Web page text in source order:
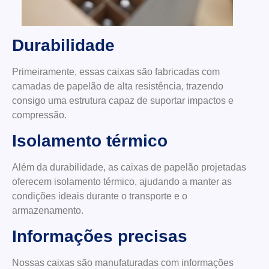
Durabilidade
Primeiramente, essas caixas são fabricadas com
camadas de papelão de alta resistência, trazendo
consigo uma estrutura capaz de suportar impactos e
compressão.
Isolamento térmico
Além da durabilidade, as caixas de papelão projetadas
oferecem isolamento térmico, ajudando a manter as
condições ideais durante o transporte e o
armazenamento.
Informações precisas
Nossas caixas são manufaturadas com informações